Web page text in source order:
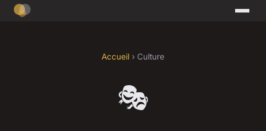
Accueil › Culture
🎭